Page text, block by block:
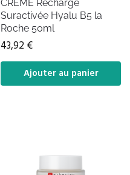
CRÈME Recharge
Suractivée Hyalu B5 la
Roche 50ml
43,92 €
Ajouter au panier